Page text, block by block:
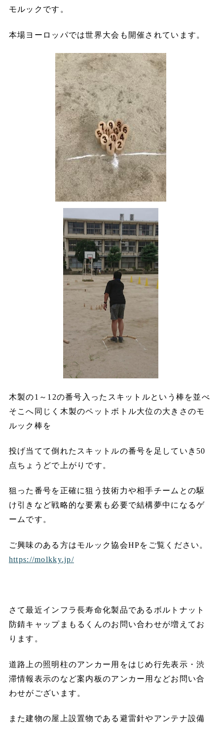
モルックです。
本場ヨーロッパでは世界大会も開催されています。
木製の1～12の番号入ったスキットルという棒を並べ
そこへ同じく木製のペットボトル大位の大きさのモ
ルック棒を
投げ当てて倒れたスキットルの番号を足していき50
点ちょうどで上がりです。
狙った番号を正確に狙う技術力や相手チームとの駆
け引きなど戦略的な要素も必要で結構夢中になるゲ
ームです。
ご興味のある方はモルック協会HPをご覧ください。
https://molkky.jp/
さて最近インフラ長寿命化製品であるボルトナット
防錆キャップまもるくんのお問い合わせが増えてお
ります。
道路上の照明柱のアンカー用をはじめ行先表示・渋
滞情報表示のなど案内板のアンカー用などお問い合
わせがございます。
また建物の屋上設置物である避雷針やアンテナ設備